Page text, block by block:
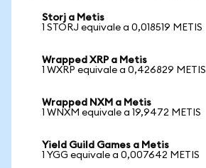
Storj a Metis
1 STORJ equivale a 0,018519 METIS
Wrapped XRP a Metis
1 WXRP equivale a 0,426829 METIS
Wrapped NXM a Metis
1 WNXM equivale a 19,9472 METIS
Yield Guild Games a Metis
1 YGG equivale a 0,007642 METIS